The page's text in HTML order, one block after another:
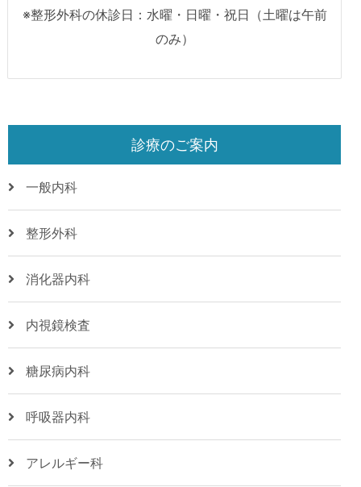
※整形外科の休診日：水曜・日曜・祝日（土曜は午前
のみ）
診療のご案内
一般内科
整形外科
消化器内科
内視鏡検査
糖尿病内科
呼吸器内科
アレルギー科